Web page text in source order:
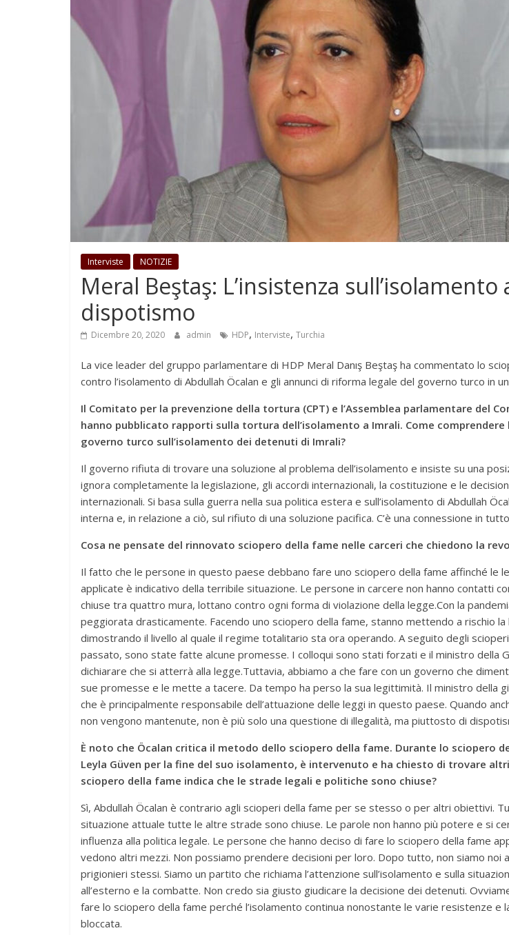
Interviste NOTIZIE
Meral Beştaş: L’insistenza
dispotismo
Dicembre 20, 2020 admin HDP, Interviste, Turchia
La vice leader del gruppo parlamentare di HDP Meral Danış Beştaş ha commentato lo
contro l’isolamento di Abdullah Öcalan e gli annunci di riforma legale del governo turco in
Il Comitato per la prevenzione della tortura (CPT) e l’Assemblea parlamentare del
hanno pubblicato rapporti sulla tortura dell’isolamento a Imrali. Come comprendere
governo turco sull’isolamento dei detenuti di Imrali?
Il governo rifiuta di trovare una soluzione al problema dell’isolamento e insiste su una
ignora completamente la legislazione, gli accordi internazionali, la costituzione e le
internazionali. Si basa sulla guerra nella sua politica estera e sull’isolamento di Abdullah
interna e, in relazione a ciò, sul rifiuto di una soluzione pacifica. C’è una connessione in
Cosa ne pensate del rinnovato sciopero della fame nelle carceri che chiedono la
Il fatto che le persone in questo paese debbano fare uno sciopero della fame affinché le
applicate è indicativo della terribile situazione. Le persone in carcere non hanno contatti
chiuse tra quattro mura, lottano contro ogni forma di violazione della legge.Con la
peggiorata drasticamente. Facendo uno sciopero della fame, stanno mettendo a rischio
dimostrando il livello al quale il regime totalitario sta ora operando. A seguito degli
passato, sono state fatte alcune promesse. I colloqui sono stati forzati e il ministro della
dichiarare che si atterrà alla legge.Tuttavia, abbiamo a che fare con un governo che
sue promesse e le mette a tacere. Da tempo ha perso la sua legittimità. Il ministro della
che è principalmente responsabile dell’attuazione delle leggi in questo paese. Quando
non vengono mantenute, non è più solo una questione di illegalità, ma piuttosto di
È noto che Öcalan critica il metodo dello sciopero della fame. Durante lo sciopero
Leyla Güven per la fine del suo isolamento, è intervenuto e ha chiesto di trovare
sciopero della fame indica che le strade legali e politiche sono chiuse?
Sì, Abdullah Öcalan è contrario agli scioperi della fame per se stesso o per altri obiettivi.
situazione attuale tutte le altre strade sono chiuse. Le parole non hanno più potere e si
influenza alla politica legale. Le persone che hanno deciso di fare lo sciopero della fame
vedono altri mezzi. Non possiamo prendere decisioni per loro. Dopo tutto, non siamo noi
prigionieri stessi. Siamo un partito che richiama l’attenzione sull’isolamento e sulla
all’esterno e la combatte. Non credo sia giusto giudicare la decisione dei detenuti.
fare lo sciopero della fame perché l’isolamento continua nonostante le varie resistenze e
bloccata.